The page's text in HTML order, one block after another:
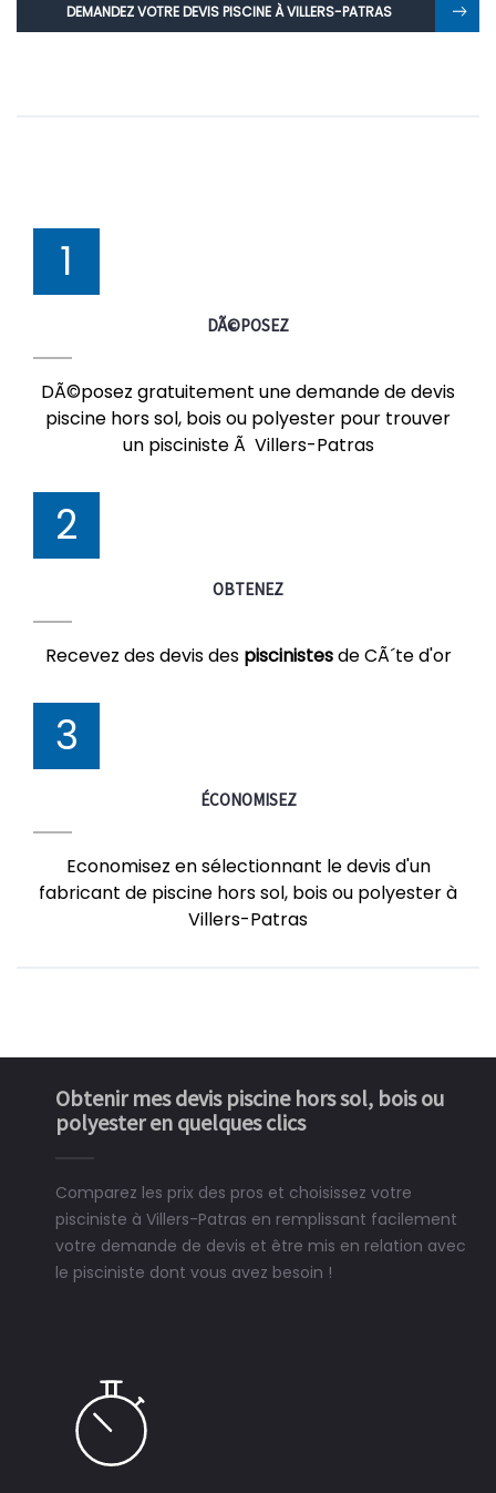
DEMANDEZ VOTRE DEVIS PISCINE À VILLERS-PATRAS
1
DÃ©POSEZ
DÃ©posez gratuitement une demande de devis
piscine hors sol, bois ou polyester pour trouver
un pisciniste Ã Villers-Patras
2
OBTENEZ
Recevez des devis des piscinistesde CÃ´te d'or
3
ÉCONOMISEZ
Economisez en sélectionnant le devis d'un
fabricant de piscine hors sol, bois ou polyester à
Villers-Patras
Obtenir mes devis piscine hors sol, bois ou
polyester en quelques clics
Comparez les prix des pros et choisissez votre
pisciniste à Villers-Patras en remplissant facilement
votre demande de devis et être mis en relation avec
le pisciniste dont vous avez besoin !